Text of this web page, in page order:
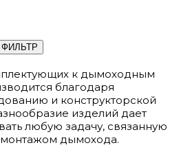
к дымоходным
благодаря
и конструкторской
изделий дает
любую задачу, связанную
дымохода.